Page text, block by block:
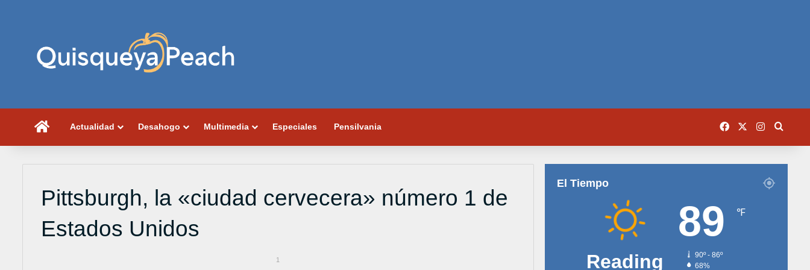
PortadaActualidad Desahogo Multimedia Especiales Pensilvania Facebook Instagram
Pittsburgh, la «ciudad cervecera» número 1 de
Estados Unidos
1
El Tiempo
Reading
89 ℉
90º - 86º
68%